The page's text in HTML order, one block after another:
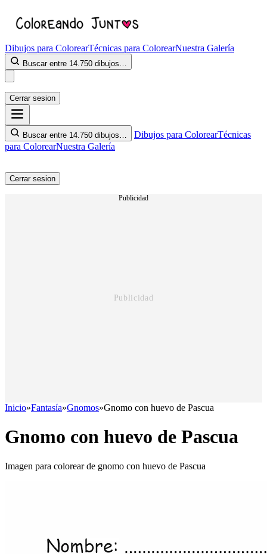
Dibujos para ColorearTécnicas para ColorearNuestra Galería
Buscar entre 14.750 dibujos…
Cerrar sesion
Buscar entre 14.750 dibujos… Dibujos para ColorearTécnicas
para ColorearNuestra Galería
Cerrar sesion
Publicidad
Inicio»Fantasía»Gnomos»Gnomo con huevo de Pascua
Gnomo con huevo de Pascua
Imagen para colorear de gnomo con huevo de Pascua